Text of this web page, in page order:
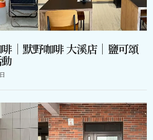
｜默野咖啡 大溪店｜鹽可頌